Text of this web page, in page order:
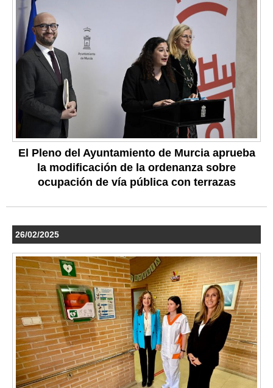
El Pleno del Ayuntamiento de Murcia aprueba
la modificación de la ordenanza sobre
ocupación de vía pública con terrazas
26/02/2025